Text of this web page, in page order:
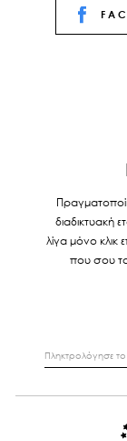
διαδικτυακή
λίγα μόνο κλικ
που σου